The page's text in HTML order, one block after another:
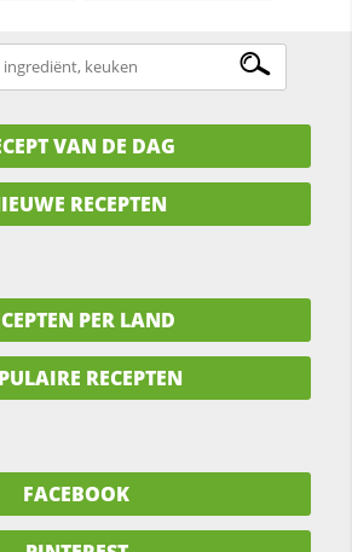
VAN DE DAG
RECEPTEN
PER LAND
RECEPTEN
FACEBOOK